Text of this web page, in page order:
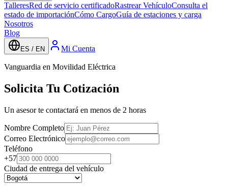
TalleresRed de servicio certificadoRastrear VehículoConsulta el
estado de importaciónCómo CargoGuía de estaciones y carga
Nosotros
Blog
ES / EN Mi Cuenta
Vanguardia en Movilidad Eléctrica
Solicita Tu Cotización
Un asesor te contactará en menos de 2 horas
Nombre Completo
Correo Electrónico
Teléfono
+57
Ciudad de entrega del vehículo